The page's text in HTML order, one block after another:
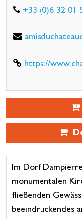
+33 (0)6 32 01
https://
Im Dorf
monumentalen
fließenden
beeindruckendes